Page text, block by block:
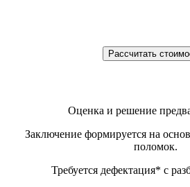
Оценка и решение
Заключение формируется на
поломок.
Требуется дефектация* с